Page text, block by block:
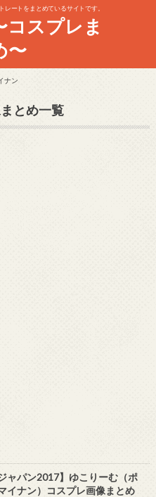
ートをまとめているサイトです。
コスプレま
〜
ナン
とめ一覧
ャパン2017】ゆこりーむ（ポ
イナン）コスプレ画像まとめ